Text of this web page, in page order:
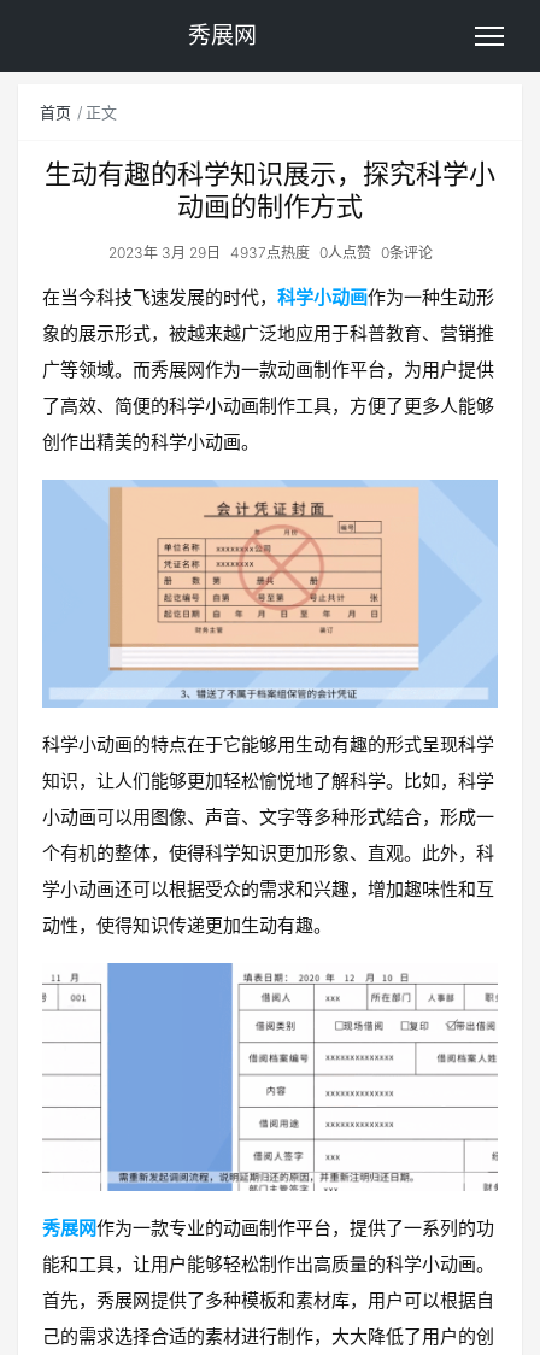
秀展网
首页 正文
生动有趣的科学知识展示，探究科学小
动画的制作方式
2023年 3月 29日 4937点热度 0人点赞 0条评论
在当今科技飞速发展的时代， 科学小动画作为一种生动形
象的展示形式，被越来越广泛地应用于科普教育、营销推
广等领域。而秀展网作为一款动画制作平台，为用户提供
了高效、简便的科学小动画制作工具，方便了更多人能够
创作出精美的科学小动画。
科学小动画的特点在于它能够用生动有趣的形式呈现科学
知识，让人们能够更加轻松愉悦地了解科学。比如，科学
小动画可以用图像、声音、文字等多种形式结合，形成一
个有机的整体，使得科学知识更加形象、直观。此外，科
学小动画还可以根据受众的需求和兴趣，增加趣味性和互
动性，使得知识传递更加生动有趣。
秀展网作为一款专业的动画制作平台，提供了一系列的功
能和工具，让用户能够轻松制作出高质量的科学小动画。
首先，秀展网提供了多种模板和素材库，用户可以根据自
己的需求选择合适的素材进行制作，大大降低了用户的创